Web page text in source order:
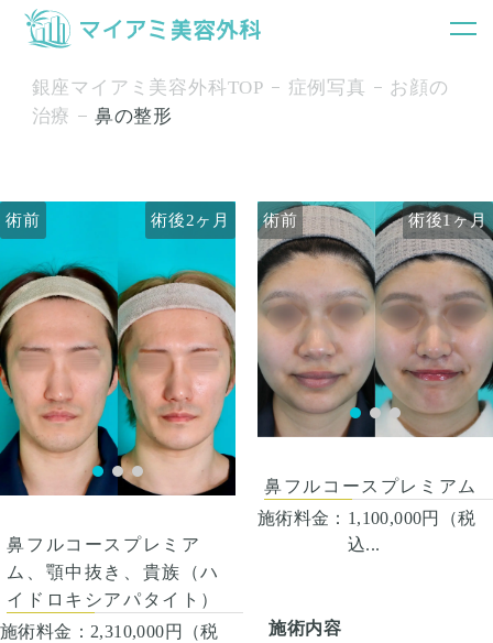
銀座マイアミ美容外科TOP 症例写真
お顔の
治療
鼻の整形
術前 術後2ヶ月 術前 術後2ヶ月
鼻フルコースプレミア
ム、顎中抜き、貴族（ハ
イドロキシアパタイト）
施術料金： 2,310,000円（税
術前 術後1ヶ月 術前 術後1ヶ月
鼻フルコースプレミアム
施術料金： 1,100,000円（税
込...
施術内容